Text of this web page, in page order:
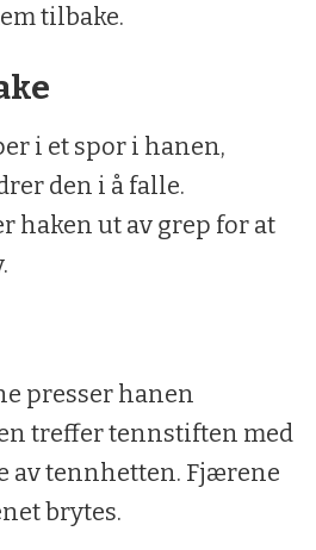
tilbake.
i et spor i hanen,
den i å falle.
haken ut av grep for at
presser hanen
treffer tennstiften med
av tennhetten. Fjærene
brytes.